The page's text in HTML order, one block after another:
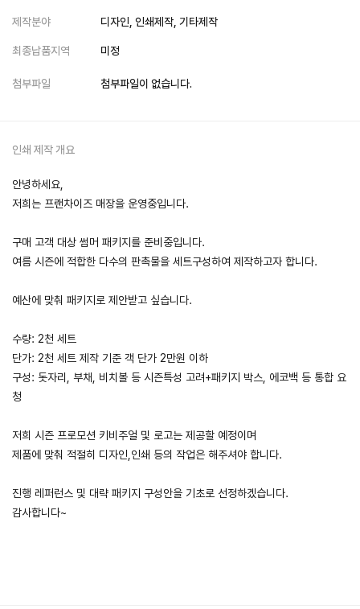
제작분야 디자인, 인쇄제작, 기타제작
최종납품지역 미정
첨부파일 첨부파일이 없습니다.
인쇄 제작 개요
안녕하세요,
저희는 프랜차이즈 매장을 운영중입니다.
구매 고객 대상 썸머 패키지를 준비중입니다.
여름 시즌에 적합한 다수의 판촉물을 세트구성하여 제작하고자 합니다.
예산에 맞춰 패키지로 제안받고 싶습니다.
수량: 2천 세트
단가: 2천 세트 제작 기준 객 단가 2만원 이하
구성: 돗자리, 부채, 비치볼 등 시즌특성 고려+패키지 박스, 에코백 등 통합 요
청
저희 시즌 프로모션 키비주얼 및 로고는 제공할 예정이며
제품에 맞춰 적절히 디자인,인쇄 등의 작업은 해주셔야 합니다.
진행 레퍼런스 및 대략 패키지 구성안을 기초로 선정하겠습니다.
감사합니다~